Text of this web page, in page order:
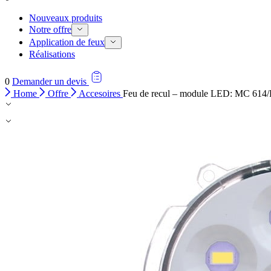
Nouveaux produits
Notre offre
Application de feux
Réalisations
0 Demander un devis
Home
Offre Accesoires Feu de recul – module LED: MC 614/